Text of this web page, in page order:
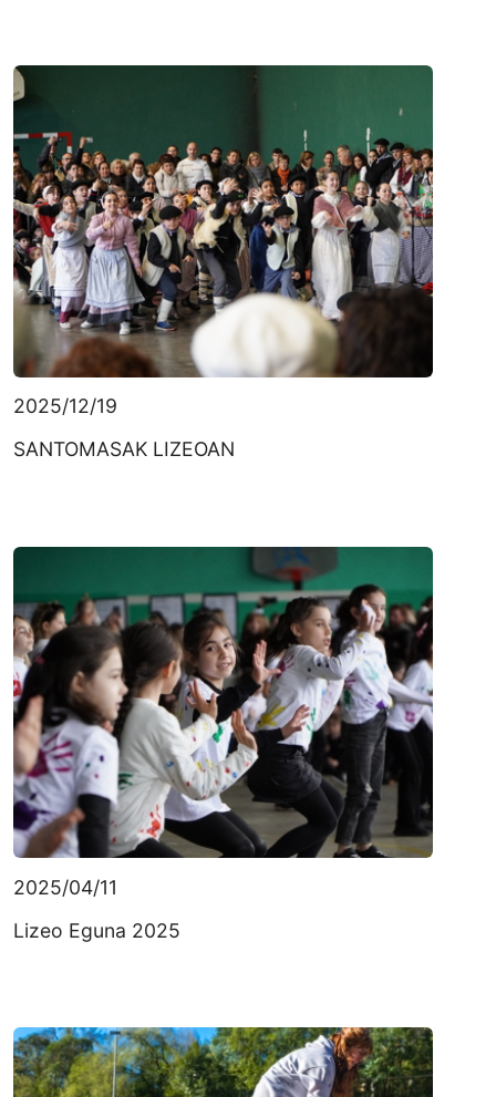
2025/12/19
SANTOMASAK LIZEOAN
2025/04/11
Lizeo Eguna 2025